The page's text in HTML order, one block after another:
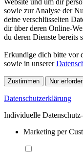
sowie zur Analyse der
deine verschlüsselten
dir über deren Online-
du deren Dienste bereits
Erkundige dich bitte vor
sowie in unserer
Zustimmen Nur
Datenschutzerklärung
Individuelle
Marketing per